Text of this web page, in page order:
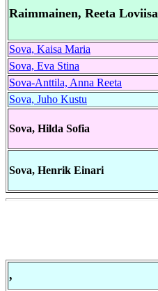
Raimmainen, Reeta Loviisa
Sova, Kaisa Maria
Sova, Eva Stina
Sova-Anttila, Anna Reeta
Sova, Juho Kustu
Sova, Hilda Sofia
Sova, Henrik Einari
,